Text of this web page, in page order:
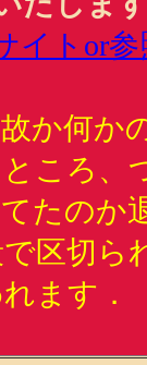
イトor
か何か
ころ、
たのか
区切ら
ます．